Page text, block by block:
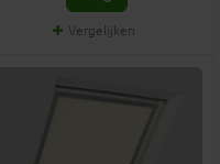
Vergelijken